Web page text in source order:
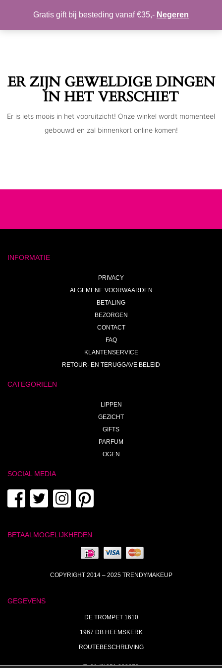
Toggle
MIJN ACCOUNT VERLANGLIJST
ER ZIJN GEWELDIGE DINGEN
IN HET VERSCHIET
Er is iets moois in het vooruitzicht! Onze winkel wordt momenteel
gebouwd en zal binnenkort online komen!
INFORMATIE
PRIVACY
ALGEMENE VOORWAARDEN
BETALING
BEZORGEN
CONTACT
FAQ
KLANTENSERVICE
RETOUR- EN TERUGGAVE BELEID
CATEGORIEEN
LIPPEN
GEZICHT
GIFTS
PARFUM
OGEN
SOCIAL MEDIA
BETAALMOGELIJKHEDEN
COPYRIGHT 2014 – 2025 TRENDYMAKEUP
GEGEVENS
DE TROMPET 1610
1967 DB HEEMSKERK
ROUTEBESCHRIJVING
Gratis gift bij besteding vanaf €35,- Negeren